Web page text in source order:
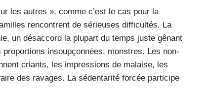
les autres », comme c’est le cas pour la
rencontrent de sérieuses difficultés. La
un désaccord la plupart du temps juste gênant
insoupçonnées, monstres. Les non-
criants, les impressions de malaise, les
des ravages. La sédentarité forcée participe